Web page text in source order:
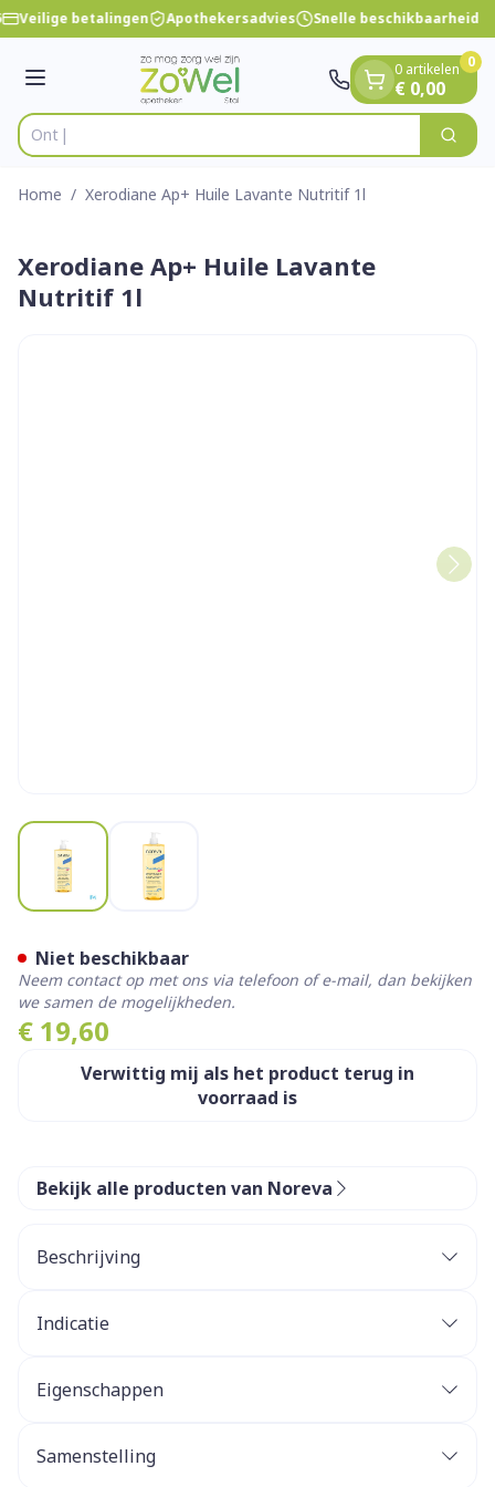
Ga naar de inhoud
1 van 1
Veilige betalingen Apothekersadvies Snelle beschikbaarheid
Menu
Product, merk, categorie... Zoek
0 artikelen
€ 0,00
0
Home / Xerodiane Ap+ Huile Lavante Nutritif 1l
Xerodiane Ap+ Huile Lavante
Nutritif 1l
View larger imageView larger image
€ 19,60
Verwittig mij als het product terug in
voorraad is
Niet beschikbaar
Neem contact op met ons via telefoon of e-mail, dan bekijken
we samen de mogelijkheden.
Bekijk alle producten van Noreva
Beschrijving
Indicatie
Eigenschappen
Geurvrij
Samenstelling